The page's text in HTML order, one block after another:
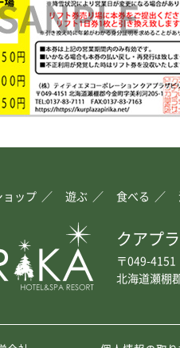
ョップ 遊ぶ 食べる
クアプ
〒049-4151
北海道瀬棚